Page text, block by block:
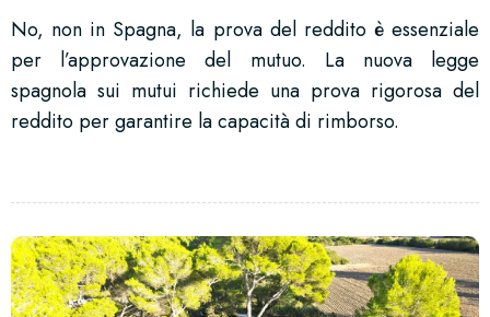
No, non in Spagna, la prova del reddito è essenziale
per l’approvazione del mutuo. La nuova legge
spagnola sui mutui richiede una prova rigorosa del
reddito per garantire la capacità di rimborso.